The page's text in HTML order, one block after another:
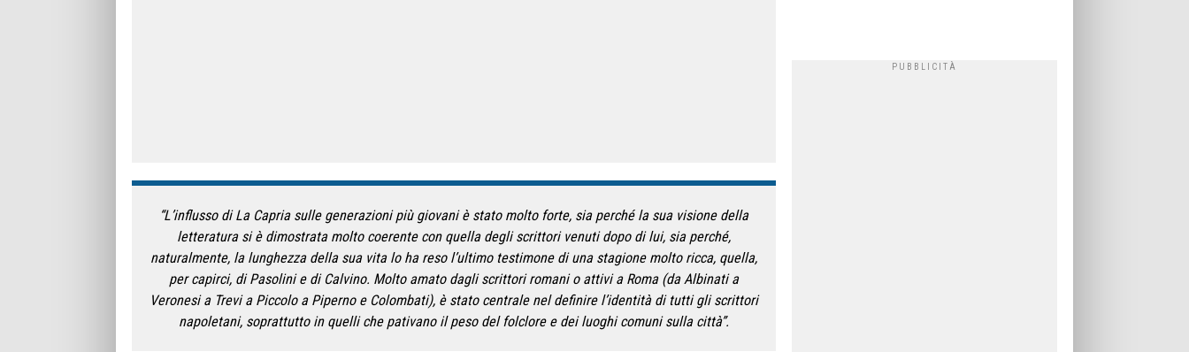
“L’influsso di La Capria sulle generazioni più giovani è stato molto forte, sia perché la sua visione della
letteratura si è dimostrata molto coerente con quella degli scrittori venuti dopo di lui, sia perché,
naturalmente, la lunghezza della sua vita lo ha reso l’ultimo testimone di una stagione molto ricca, quella,
per capirci, di Pasolini e di Calvino. Molto amato dagli scrittori romani o attivi a Roma (da Albinati a
Veronesi a Trevi a Piccolo a Piperno e Colombati), è stato centrale nel definire l’identità di tutti gli scrittori
napoletani, soprattutto in quelli che pativano il peso del folclore e dei luoghi comuni sulla città”.